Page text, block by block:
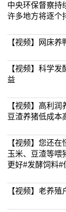
中央环保督察持
许多地方将逐个
【视频】网床
【视频】科学
益
【视频】高利
豆渣养猪低成本
【视频】您还
玉米、豆渣等喂
更好#发酵饲料#
【视频】老养